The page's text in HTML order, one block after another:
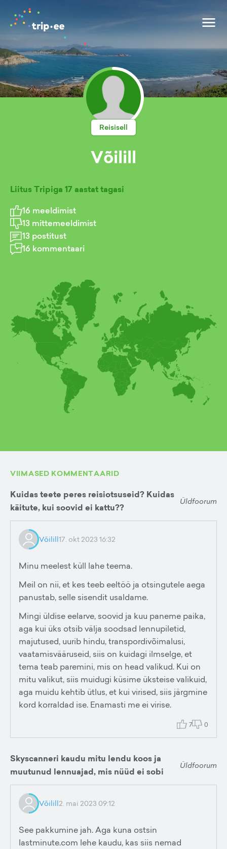
Reisisell
Võilill
Liitus Tripiga 17 aastat tagasi
16 meeldimist
13 mittemeeldimist
13 postitust
16 kommentaari
VIIMASED KOMMENTAARID
Kuidas teete peres reisiotsuseid? Kuidas
käitute, kui soovid ei kattu??
Üldfoorum
Võilill17. okt 2023 16:32
Minu meelest küll lahe teema.
Meil on nii, et kes teeb eeltöö ja otsingutele aega
panustab, selle sisendit usaldame.
Mingi üldise eelarve, soovid ja kuu paneme paika,
aga kui üks otsib välja soodsad lennupiletid,
majutused, uurib hindu, transpordivõimalusi,
vaatamisvääruseid, siis on kuidagi ilmselge, et
tema teab paremini, mis on head valikud. Kui on
mitu valikut, siis muidugi küsime üksteise valikuid,
aga muidu kehtib ütlus, et kui virised, siis järgmine
kord korraldad ise. Enamasti me ei virise.
7 0
Skyscanneri kaudu mitu lendu koos ja
muutunud lennuajad, mis nüüd ei sobi
Üldfoorum
Võilill2. mai 2023 09:12
See pakkumine jah. Aga kuna ostsin
lastminute.com lehe kaudu, kas siis nemad